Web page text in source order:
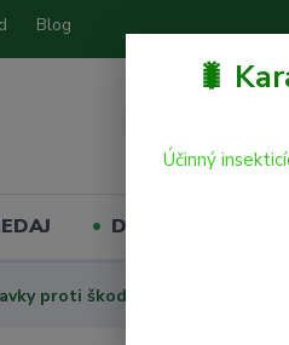
Blog
Domáci miláčikovia
proti škodcom
🐛
Účinný